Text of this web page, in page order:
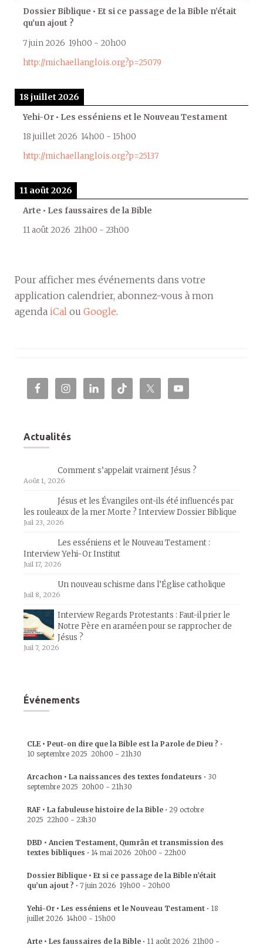
Dossier Biblique • Et si ce passage de la Bible n’était
qu’un ajout ?
7 juin 2026 19h00 - 20h00
http://michaellanglois.org?p=25079
18 juillet 2026
Yehi-Or • Les esséniens et le Nouveau Testament
18 juillet 2026 14h00 - 15h00
http://michaellanglois.org?p=25137
11 août 2026
Arte • Les faussaires de la Bible
11 août 2026 21h00 - 23h00
Pour afficher mes événements dans votre
application calendrier, abonnez-vous à mon
agenda iCal ou Google.
Actualités
Comment s’appelait vraiment Jésus ?
Août 1, 2026
Jésus et les Évangiles ont-ils été influencés par
les rouleaux de la mer Morte ? Interview Dossier Biblique
Juil 23, 2026
Les esséniens et le Nouveau Testament :
Interview Yehi-Or Institut
Juil 17, 2026
Un nouveau schisme dans l’Église catholique
Juil 8, 2026
Interview Regards Protestants : Faut-il prier le
Notre Père en araméen pour se rapprocher de
Jésus ?
Juil 7, 2026
Événements
CLE • Peut-on dire que la Bible est la Parole de Dieu ? •
10 septembre 2025 20h00 - 21h30
Arcachon • La naissances des textes fondateurs • 30
septembre 2025 20h00 - 21h30
RAF • La fabuleuse histoire de la Bible • 29 octobre
2025 22h00 - 23h30
DBD • Ancien Testament, Qumrân et transmission des
textes bibliques • 14 mai 2026 20h00 - 22h00
Dossier Biblique • Et si ce passage de la Bible n’était
qu’un ajout ? • 7 juin 2026 19h00 - 20h00
Yehi-Or • Les esséniens et le Nouveau Testament • 18
juillet 2026 14h00 - 15h00
Arte • Les faussaires de la Bible • 11 août 2026 21h00 -